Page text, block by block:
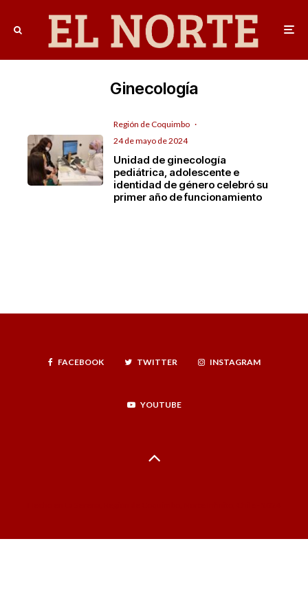
Ginecología
Región de Coquimbo ·
24 de mayo de 2024
Unidad de ginecología
pediátrica, adolescente e
identidad de género celebró su
primer año de funcionamiento
FACEBOOK TWITTER INSTAGRAM
YOUTUBE